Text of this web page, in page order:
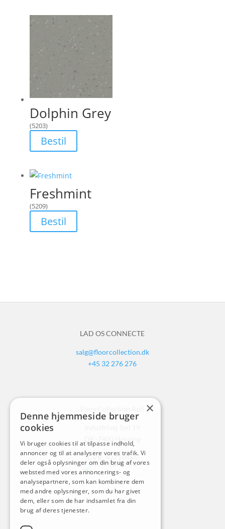
Dolphin Grey
(5203)
Bestil
Freshmint
(5209)
Bestil
LAD OS CONNECTE
salg@floorcollection.dk
+45 32 276 276
(CVR: 42718866)
×
Denne hjemmeside bruger
cookies
Vi bruger cookies til at tilpasse indhold,
annoncer og til at analysere vores trafik. Vi
deler også oplysninger om din brug af vores
websted med vores annoncerings- og
analysepartnere, som kan kombinere dem
med andre oplysninger, som du har givet
dem, eller som de har indsamlet fra din
brug af deres tjenester.